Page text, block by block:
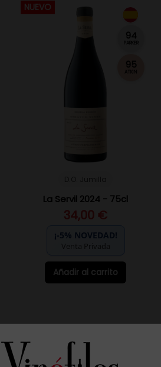
NUEVO
94
PARKER
95
La Servil 2024 - 75cl
34,00 €
¡-5% NOVEDAD!
Venta Privada
Añadir al carrito